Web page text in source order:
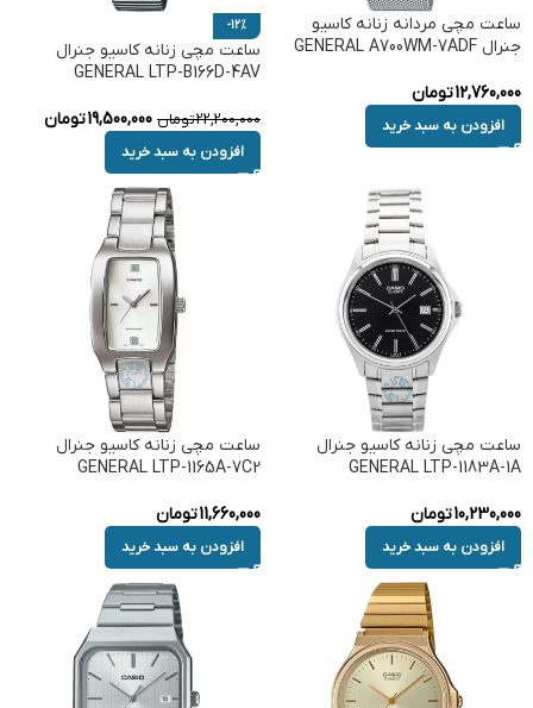
ساعت مچی مردانه زنانه کاسیو
جنرال GENERAL A700WM-7ADF
12,760,000تومان
افزودن به سبد خرید
-12%
ساعت مچی زنانه کاسیو جنرال
GENERAL LTP-B166D-4AV
22,200,000تومان 19,500,000تومان
افزودن به سبد خرید
ساعت مچی زنانه کاسیو جنرال
GENERAL LTP-1183A-1A
10,230,000تومان
افزودن به سبد خرید
ساعت مچی زنانه کاسیو جنرال
GENERAL LTP-1165A-7C2
11,660,000تومان
افزودن به سبد خرید